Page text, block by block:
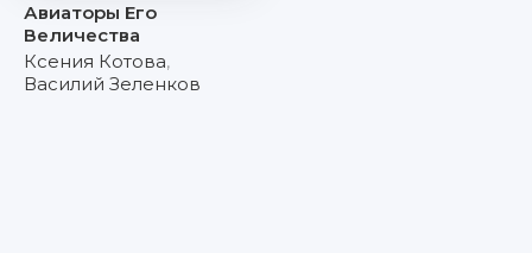
Авиаторы Его
Величества
Ксения Котова,
Василий Зеленков